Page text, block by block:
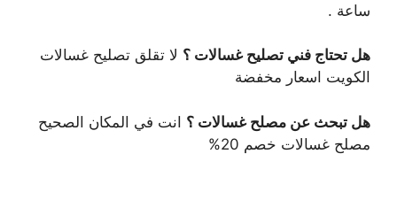
ساعة .
هل تحتاج فني تصليح غسالات ؟ لا تقلق تصليح غسالات
الكويت اسعار مخفضة
هل تبحث عن مصلح غسالات ؟ انت في المكان الصحيح
مصلح غسالات خصم 20%